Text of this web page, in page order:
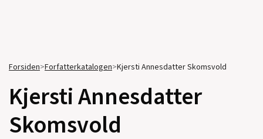
Forsiden>Forfatterkatalogen>Kjersti Annesdatter Skomsvold
Kjersti Annesdatter
Skomsvold